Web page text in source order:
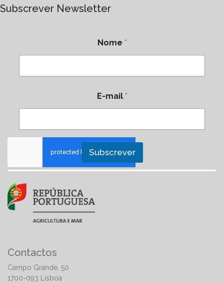
Subscrever Newsletter
Nome *
E-mail *
Subscrever
Contactos
Campo Grande, 50
1700-093 Lisboa